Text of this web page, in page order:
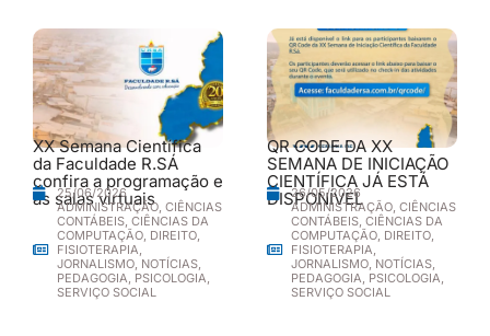
XX Semana Científica
da Faculdade R.SÁ
confira a programação e
as salas virtuais
25/06/2026
ADMINISTRAÇÃO, CIÊNCIAS
CONTÁBEIS, CIÊNCIAS DA
COMPUTAÇÃO, DIREITO,
FISIOTERAPIA,
JORNALISMO, NOTÍCIAS,
PEDAGOGIA, PSICOLOGIA,
SERVIÇO SOCIAL
QR CODE DA XX
SEMANA DE INICIAÇÃO
CIENTÍFICA JÁ ESTÁ
DISPONÍVEL
26/05/2026
ADMINISTRAÇÃO, CIÊNCIAS
CONTÁBEIS, CIÊNCIAS DA
COMPUTAÇÃO, DIREITO,
FISIOTERAPIA,
JORNALISMO, NOTÍCIAS,
PEDAGOGIA, PSICOLOGIA,
SERVIÇO SOCIAL